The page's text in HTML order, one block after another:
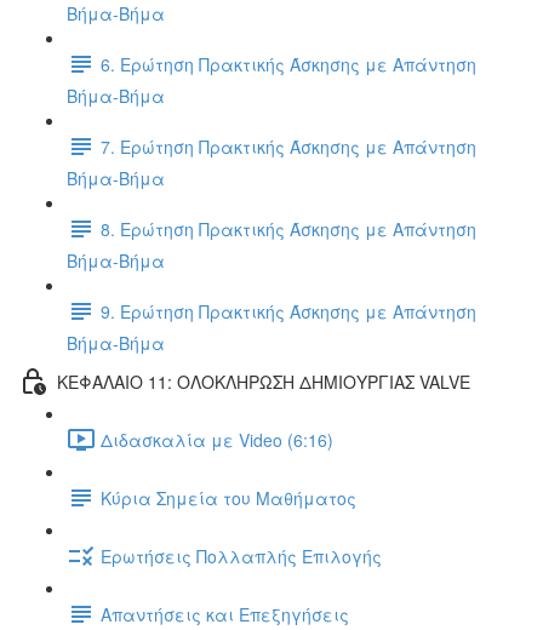
Βήμα-Βήμα
6. Ερώτηση Πρακτικής Άσκησης με Απάντηση
Βήμα-Βήμα
7. Ερώτηση Πρακτικής Άσκησης με Απάντηση
Βήμα-Βήμα
8. Ερώτηση Πρακτικής Άσκησης με Απάντηση
Βήμα-Βήμα
9. Ερώτηση Πρακτικής Άσκησης με Απάντηση
Βήμα-Βήμα
ΚΕΦΑΛΑΙΟ 11: ΟΛΟΚΛΗΡΩΣΗ ΔΗΜΙΟΥΡΓΙΑΣ VALVE
Διδασκαλία με Video (6:16)
Κύρια Σημεία του Μαθήματος
Ερωτήσεις Πολλαπλής Επιλογής
Απαντήσεις και Επεξηγήσεις